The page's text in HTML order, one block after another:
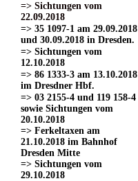
=> Sichtungen vom
22.09.2018
=> 35 1097-1 am 29.09.2018
und 30.09.2018 in Dresden.
=> Sichtungen vom
12.10.2018
=> 86 1333-3 am 13.10.2018
im Dresdner Hbf.
=> 03 2155-4 und 119 158-4
sowie Sichtungen vom
20.10.2018
=> Ferkeltaxen am
21.10.2018 im Bahnhof
Dresden Mitte
=> Sichtungen vom
29.10.2018